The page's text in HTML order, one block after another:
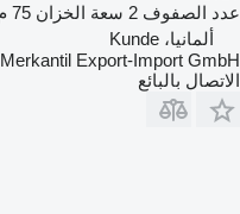
عدد الصفوف 2 سعة الخزان 75 م3
ألمانيا، Kunde
Merkantil Export-Import GmbH
الاتصال بالبائع